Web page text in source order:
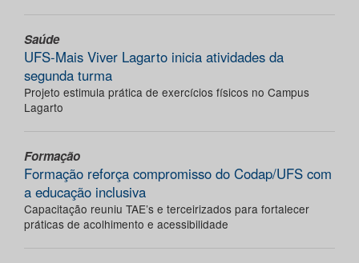
Saúde
UFS-Mais Viver Lagarto inicia atividades da
segunda turma
Projeto estimula prática de exercícios físicos no Campus
Lagarto
Formação
Formação reforça compromisso do Codap/UFS com
a educação inclusiva
Capacitação reuniu TAE’s e terceirizados para fortalecer
práticas de acolhimento e acessibilidade